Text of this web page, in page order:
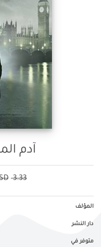
آدم
3.33
المؤلف
دار النشر
متوفر في